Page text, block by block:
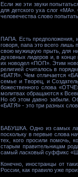
Если же эти звуки
для детского уха слог
человечества слово
ПАПА. Есть предположения,
говоря, папа это всего лишь
свою мужицкую прыть, для
духовных лидеров и, в
их новодел «ПОП». Этим
религией считалось в
«БАТЯ». Чем отличается
семье и Творец, и
божественного слова
молитвах обращаются к
Но об этом давно забыли.
«БАТЯ» - это три разных
БАБУШКА. Одно из самых
поскольку в первые слова
тех, кого просили помочь,
старым правительницам
самый ласковый суффикс
Конечно, иностранцы от
России, как правило уже